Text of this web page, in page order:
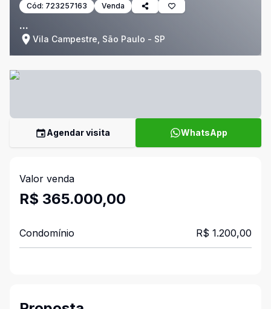
Cód: 723257163 Venda
...
Vila Campestre, São Paulo - SP
Agendar visita WhatsApp
Valor venda
R$ 365.000,00
Condomínio R$ 1.200,00